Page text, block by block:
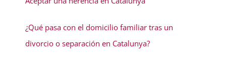
¿Qué pasa con el domicilio familiar tras un
divorcio o separación en Catalunya?